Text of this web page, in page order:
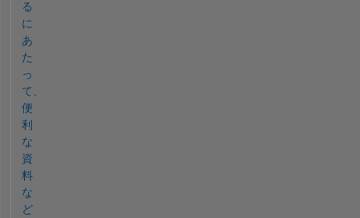
る
に
あ
た
っ
て、
便
利
な
資
料
な
ど